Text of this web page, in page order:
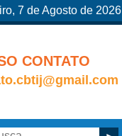
7 de Agosto de 2026
CONTATO